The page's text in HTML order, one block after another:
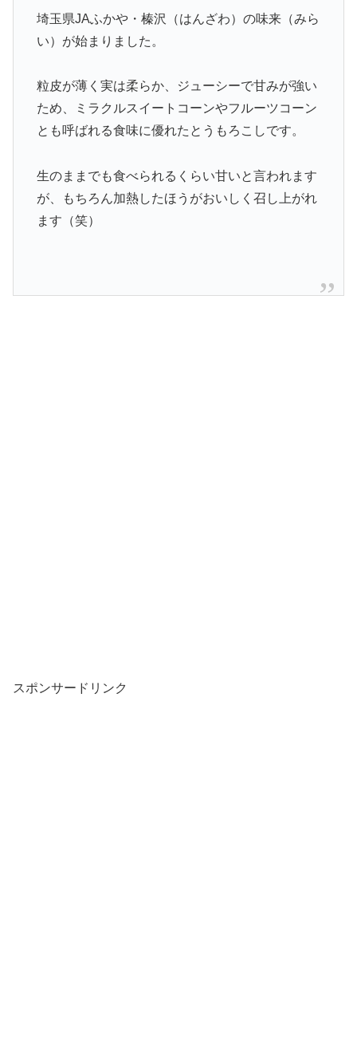
埼玉県JAふかや・榛沢（はんざわ）の味来（みら
い）が始まりました。
粒皮が薄く実は柔らか、ジューシーで甘みが強い
ため、ミラクルスイートコーンやフルーツコーン
とも呼ばれる食味に優れたとうもろこしです。
生のままでも食べられるくらい甘いと言われます
が、もちろん加熱したほうがおいしく召し上がれ
ます（笑）
スポンサードリンク